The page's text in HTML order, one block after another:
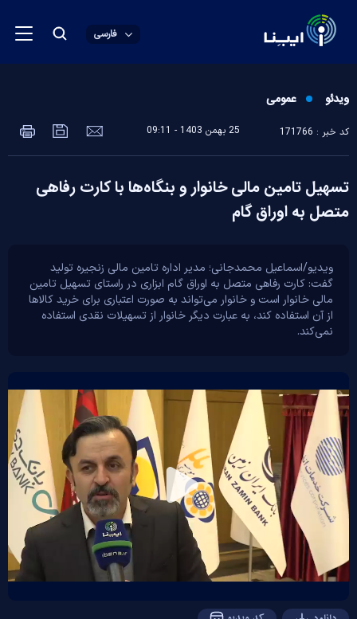
فارسی
ویدئو عمومی
کد خبر : 171766 25 بهمن 1403 - 09:11
تسهیل تامین مالی خانوار و بنگاه‌ها با کارت رفاهی
متصل به اوراق گام
ویدیو/اسماعیل محمدجانی؛ مدیر اداره تامین مالی زنجیره تولید
گفت: کارت رفاهی متصل به اوراق گام ابزاری در راستای تسهیل تامین
مالی خانوار است و خانوار می‌تواند به صورت اعتباری برای خرید کالا‌ها
از آن استفاده کند، به عبارت دیگر خانوار از تسهیلات نقدی استفاده
نمی‌کند.
Play
Video